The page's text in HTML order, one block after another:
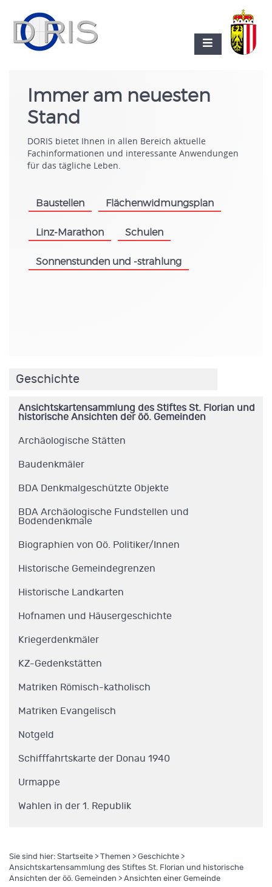
Immer am neuesten
Stand
DORIS bietet Ihnen in allen Bereich aktuelle
Fachinformationen und interessante Anwendungen
für das tägliche Leben.
Baustellen Flächenwidmungsplan
Linz-Marathon Schulen
Sonnenstunden und -strahlung
Geschichte
Ansichtskartensammlung des Stiftes St. Florian und
historische Ansichten der öö. Gemeinden
Archäologische Stätten
Baudenkmäler
BDA Denkmalgeschützte Objekte
BDA Archäologische Fundstellen und
Bodendenkmale
Biographien von Oö. Politiker/Innen
Historische Gemeindegrenzen
Historische Landkarten
Hofnamen und Häusergeschichte
Kriegerdenkmäler
KZ-Gedenkstätten
Matriken Römisch-katholisch
Matriken Evangelisch
Notgeld
Schifffahrtskarte der Donau 1940
Urmappe
Wahlen in der 1. Republik
Sie sind hier: Startseite > Themen > Geschichte >
Ansichtskartensammlung des Stiftes St. Florian und historische
Ansichten der öö. Gemeinden > Ansichten einer Gemeinde